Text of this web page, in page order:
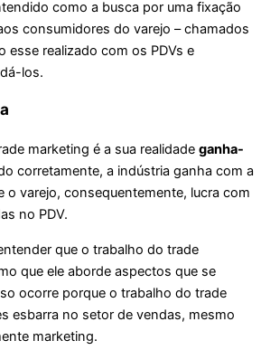
como a busca por uma fixação
consumidores do varejo – chamados
esse realizado com os PDVs e
los.
marketing é a sua realidade ganha-
corretamente, a indústria ganha com a
o varejo, consequentemente, lucra com
no PDV.
que o trabalho do trade
que ele aborde aspectos que se
ocorre porque o trabalho do trade
esbarra no setor de vendas, mesmo
marketing.